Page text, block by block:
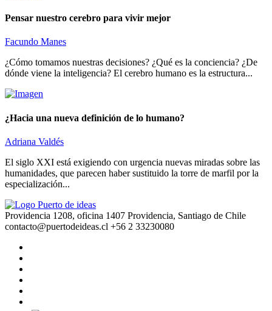
Pensar nuestro cerebro para vivir mejor
Facundo Manes
¿Cómo tomamos nuestras decisiones? ¿Qué es la conciencia? ¿De
dónde viene la inteligencia? El cerebro humano es la estructura...
¿Hacia una nueva definición de lo humano?
Adriana Valdés
El siglo XXI está exigiendo con urgencia nuevas miradas sobre las
humanidades, que parecen haber sustituido la torre de marfil por la
especialización...
Providencia 1208, oficina 1407 Providencia, Santiago de Chile
contacto@puertodeideas.cl +56 2 33230080